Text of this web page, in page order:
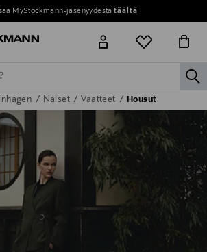
MyStockmann-jäsenyydestätäältä
MIEHET LAPSET KOTI
Naiset Vaatteet Housut